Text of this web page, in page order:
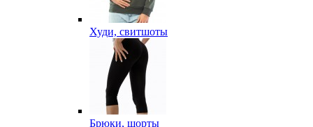
Худи, свитшоты
Брюки, шорты